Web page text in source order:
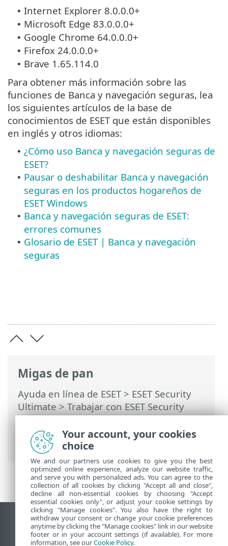
Migas de pan
Ayuda en línea de ESET> ESET Security
Ultimate>Trabajar con ESET Security
Ultimate>Configuración>Herramientas
de seguridad> Banca y navegación
seguras
• Internet Explorer 8.0.0.0+
• Microsoft Edge 83.0.0.0+
• Google Chrome 64.0.0.0+
• Firefox 24.0.0.0+
• Brave 1.65.114.0
Para obtener más información sobre las
funciones de Banca y navegación seguras, lea
los siguientes artículos de la base de
conocimientos de ESET que están disponibles
en inglés y otros idiomas:
• ¿Cómo uso Banca y navegación seguras de
ESET?
• Pausar o deshabilitar Banca y navegación
seguras en los productos hogareños de
ESET Windows
• Banca y navegación seguras de ESET:
errores comunes
• Glosario de ESET | Banca y navegación
seguras
Ver sitio del escritorio
End of Life
Your account, your cookies
choice
We and our partners use cookies to give you the best
optimized online experience, analyze our website traffic,
and serve you with personalized ads. You can agree to the
collection of all cookies by clicking "Accept all and close",
decline all non-essential cookies by choosing "Accept
essential cookies only", or adjust your cookie settings by
clicking "Manage cookies". You also have the right to
withdraw your consent or change your cookie preferences
anytime by clicking the "Manage cookies" link in our website
footer or in your account settings (if available). For more
information, see ourCookie Policy.